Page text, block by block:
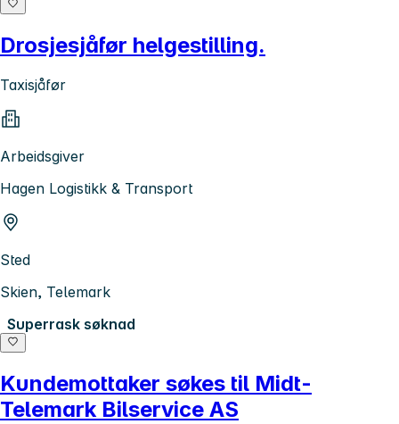
Drosjesjåfør helgestilling.
Taxisjåfør
Arbeidsgiver
Hagen Logistikk & Transport
Sted
Skien, Telemark
Superrask søknad
Kundemottaker søkes til Midt-
Telemark Bilservice AS